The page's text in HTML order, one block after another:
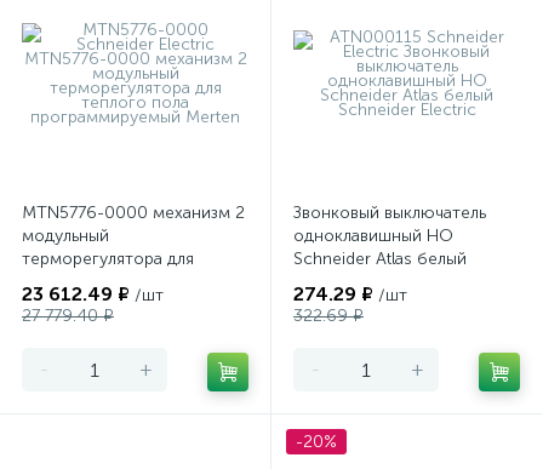
MTN5776-0000 механизм 2
модульный
терморегулятора для
программируемый Merten
23 612.49 ₽ /шт
27 779.40 ₽
- +
Звонковый выключатель
одноклавишный НО
Schneider Atlas белый
274.29 ₽ /шт
322.69 ₽
- +
-20%